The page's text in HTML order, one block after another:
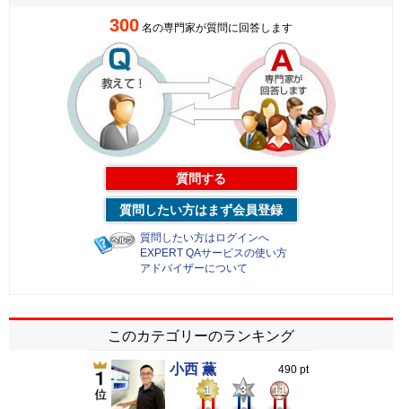
300 名の専門家が質問に回答します
質問する
質問したい方はまず会員登録
質問したい方はログインへ
EXPERT QAサービスの使い方
アドバイザーについて
このカテゴリーのランキング
小西 薫 490 pt
1 3 11